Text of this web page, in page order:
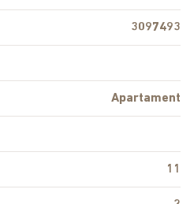
3097493
Apartament
11